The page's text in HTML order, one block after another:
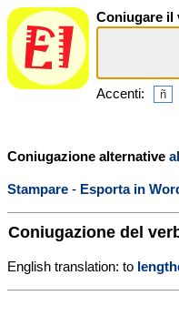
Coniugare il
Accenti:
Coniugazione alternative
Stampare - Esporta in
Coniugazione del
English translation: to